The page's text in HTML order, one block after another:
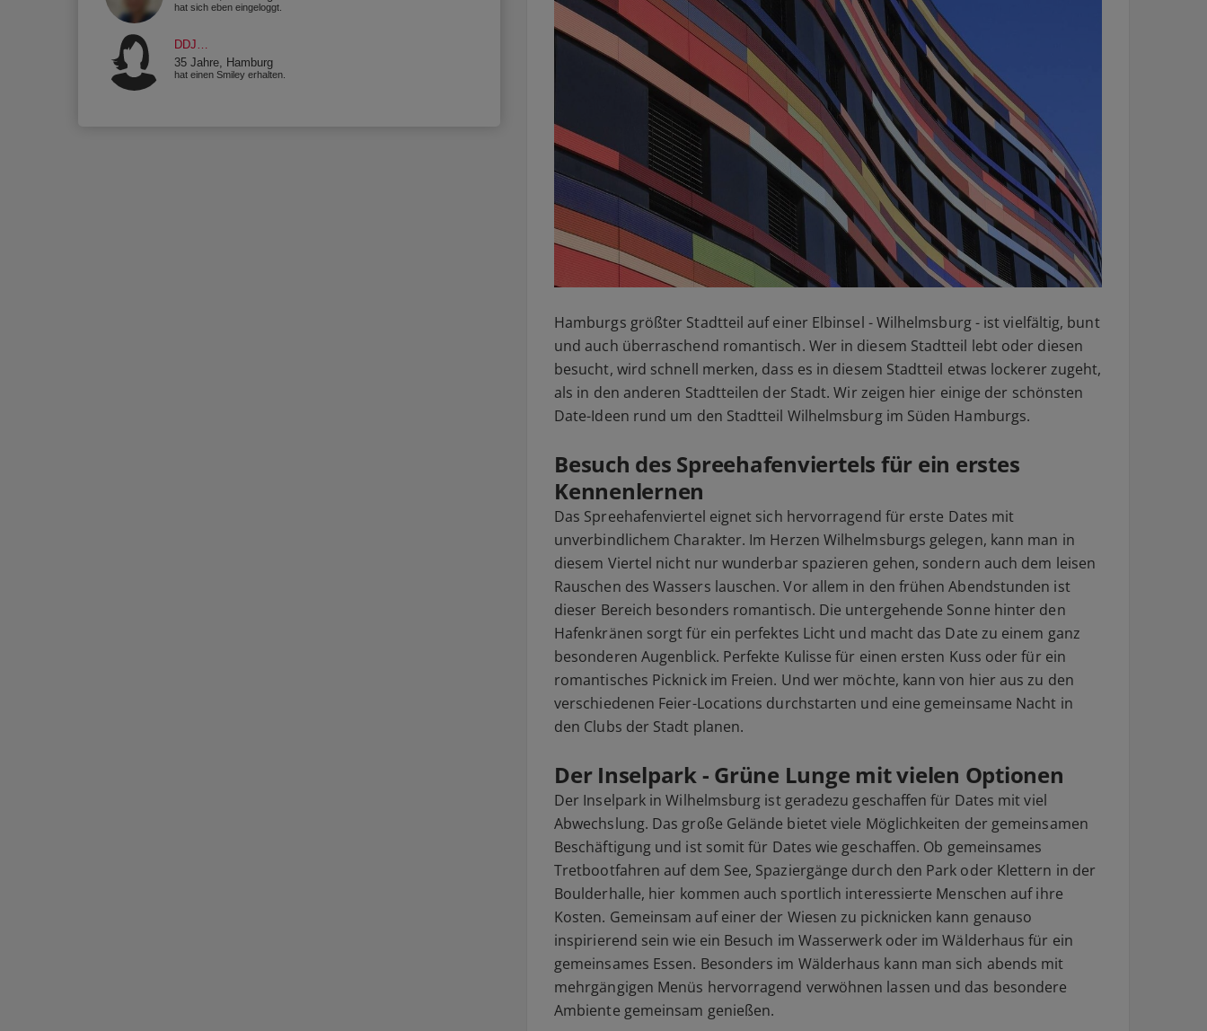
Hamburgs größter Stadtteil auf einer Elbinsel - Wilhelmsburg - ist vielfältig, bunt
und auch überraschend romantisch. Wer in diesem Stadtteil lebt oder diesen
besucht, wird schnell merken, dass es in diesem Stadtteil etwas lockerer zugeht,
als in den anderen Stadtteilen der Stadt. Wir zeigen hier einige der schönsten
Date-Ideen rund um den Stadtteil Wilhelmsburg im Süden Hamburgs.
Besuch des Spreehafenviertels für ein erstes
Kennenlernen
Das Spreehafenviertel eignet sich hervorragend für erste Dates mit
unverbindlichem Charakter. Im Herzen Wilhelmsburgs gelegen, kann man in
diesem Viertel nicht nur wunderbar spazieren gehen, sondern auch dem leisen
Rauschen des Wassers lauschen. Vor allem in den frühen Abendstunden ist
dieser Bereich besonders romantisch. Die untergehende Sonne hinter den
Hafenkränen sorgt für ein perfektes Licht und macht das Date zu einem ganz
besonderen Augenblick. Perfekte Kulisse für einen ersten Kuss oder für ein
romantisches Picknick im Freien. Und wer möchte, kann von hier aus zu den
verschiedenen Feier-Locations durchstarten und eine gemeinsame Nacht in
den Clubs der Stadt planen.
Der Inselpark - Grüne Lunge mit vielen Optionen
Der Inselpark in Wilhelmsburg ist geradezu geschaffen für Dates mit viel
Abwechslung. Das große Gelände bietet viele Möglichkeiten der gemeinsamen
Beschäftigung und ist somit für Dates wie geschaffen. Ob gemeinsames
Tretbootfahren auf dem See, Spaziergänge durch den Park oder Klettern in der
Boulderhalle, hier kommen auch sportlich interessierte Menschen auf ihre
Kosten. Gemeinsam auf einer der Wiesen zu picknicken kann genauso
inspirierend sein wie ein Besuch im Wasserwerk oder im Wälderhaus für ein
gemeinsames Essen. Besonders im Wälderhaus kann man sich abends mit
mehrgängigen Menüs hervorragend verwöhnen lassen und das besondere
Ambiente gemeinsam genießen.